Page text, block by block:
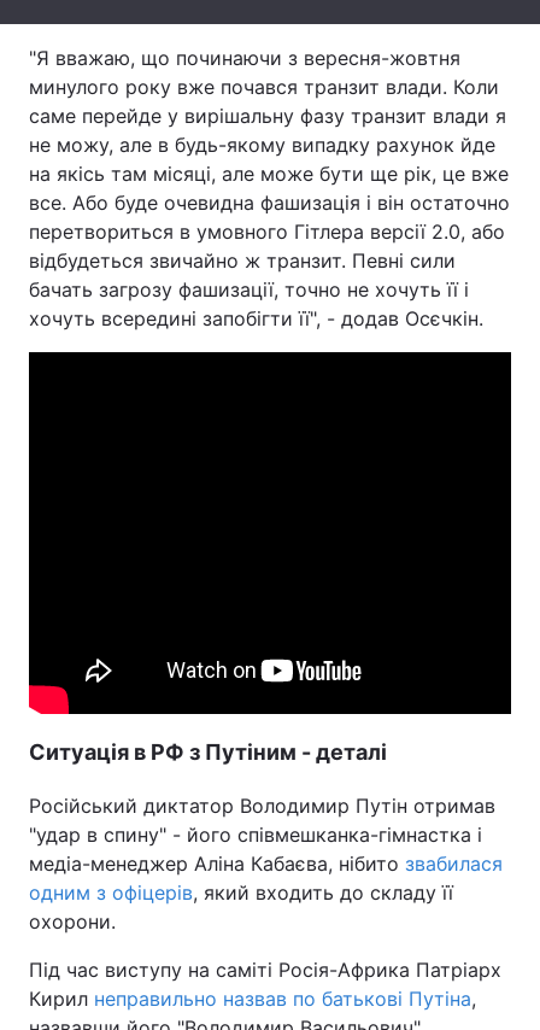
"Я вважаю, що починаючи з вересня-жовтня
минулого року вже почався транзит влади. Коли
саме перейде у вирішальну фазу транзит влади я
не можу, але в будь-якому випадку рахунок йде
на якісь там місяці, але може бути ще рік, це вже
все. Або буде очевидна фашизація і він остаточно
перетвориться в умовного Гітлера версії 2.0, або
відбудеться звичайно ж транзит. Певні сили
бачать загрозу фашизації, точно не хочуть її і
хочуть всередині запобігти її", - додав Осєчкін.
Ситуація в РФ з Путіним - деталі
Російський диктатор Володимир Путін отримав
"удар в спину" - його співмешканка-гімнастка і
медіа-менеджер Аліна Кабаєва, нібито звабилася
одним з офіцерів, який входить до складу її
охорони.
Під час виступу на саміті Росія-Африка Патріарх
Кирил неправильно назвав по батькові Путіна,